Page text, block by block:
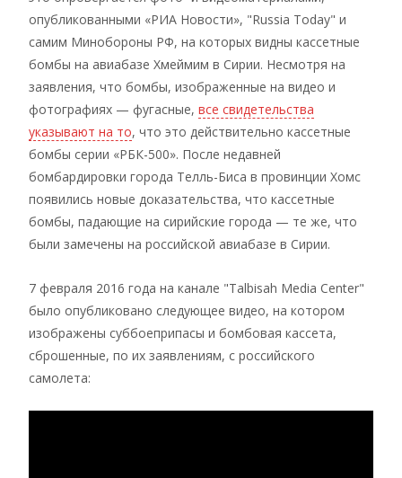
опубликованными «РИА Новости», "Russia Today" и
самим Минобороны РФ, на которых видны кассетные
бомбы на авиабазе Хмеймим в Сирии. Несмотря на
заявления, что бомбы, изображенные на видео и
фотографиях — фугасные, все свидетельства
указывают на то, что это действительно кассетные
бомбы серии «РБК-500». После недавней
бомбардировки города Телль-Биса в провинции Хомс
появились новые доказательства, что кассетные
бомбы, падающие на сирийские города — те же, что
были замечены на российской авиабазе в Сирии.
7 февраля 2016 года на канале "Talbisah Media Center"
было опубликовано следующее видео, на котором
изображены суббоеприпасы и бомбовая кассета,
сброшенные, по их заявлениям, с российского
самолета: